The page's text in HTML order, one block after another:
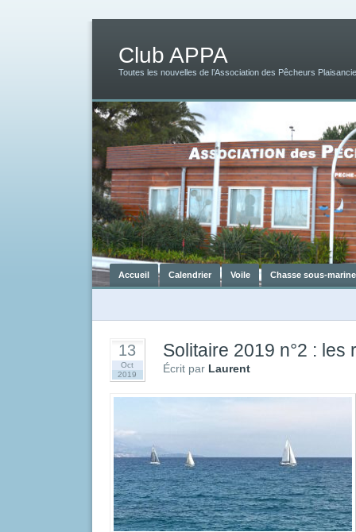
Club APPA
Toutes les nouvelles de l’Association des Pêcheurs
Accueil Calendrier Voile Chasse sous-marine
13
Oct
2019
Solitaire 2019 n°2 : les
Écrit par Laurent